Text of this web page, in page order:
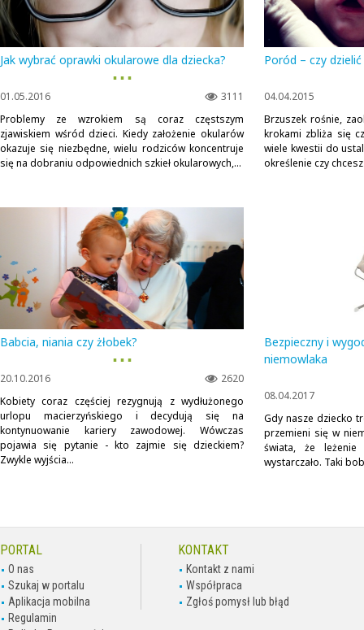
Jak wybrać oprawki okularowe dla dziecka?
▪ ▪ ▪
3111
01.05.2016
Problemy ze wzrokiem są coraz częstszym
zjawiskiem wśród dzieci. Kiedy założenie okularów
okazuje się niezbędne, wielu rodziców koncentruje
się na dobraniu odpowiednich szkieł okularowych,...
Poród – czy
04.04.2015
Brzuszek rośnie,
krokami zbliża się
wiele kwestii do
określenie czy
Babcia, niania czy żłobek?
▪ ▪ ▪
2620
20.10.2016
Kobiety coraz częściej rezygnują z wydłużonego
urlopu macierzyńskiego i decydują się na
kontynuowanie kariery zawodowej. Wówczas
pojawia się pytanie - kto zajmie się dzieckiem?
Zwykle wyjścia...
Bezpieczny i
niemowlaka
08.04.2017
Gdy nasze dziecko
przemieni się w
świata, że
wystarczało. Taki
PORTAL
O nas
Szukaj w portalu
Aplikacja mobilna
Regulamin
KONTAKT
Kontakt z nami
Współpraca
Zgłoś pomysł lub błąd